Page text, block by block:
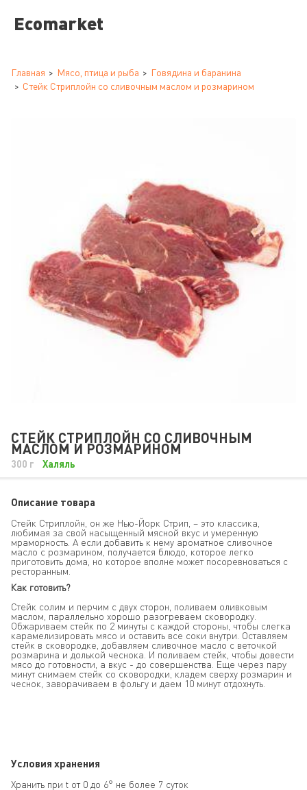
Ecomarket
Главная Мясо, птица и рыба
Говядина и баранина
Стейк Стриплойн со сливочным маслом и розмарином
СТЕЙК СТРИПЛОЙН СО СЛИВОЧНЫМ
МАСЛОМ И РОЗМАРИНОМ
300 г Халяль
Описание товара
Стейк Стриплойн, он же Нью-Йорк Стрип, – это классика,
любимая за свой насыщенный мясной вкус и умеренную
мраморность. А если добавить к нему ароматное сливочное
масло с розмарином, получается блюдо, которое легко
приготовить дома, но которое вполне может посоревноваться с
ресторанным.
Как готовить?
Стейк солим и перчим с двух сторон, поливаем оливковым
маслом, параллельно хорошо разогреваем сковородку.
Обжариваем стейк по 2 минуты с каждой стороны, чтобы слегка
карамелизировать мясо и оставить все соки внутри. Оставляем
стейк в сковородке, добавляем сливочное масло с веточкой
розмарина и долькой чеснока. И поливаем стейк, чтобы довести
мясо до готовности, а вкус - до совершенства. Еще через пару
минут снимаем стейк со сковородки, кладем сверху розмарин и
чеснок, заворачиваем в фольгу и даем 10 минут отдохнуть.
Условия хранения
Хранить при t от 0 до 6° не более 7 суток